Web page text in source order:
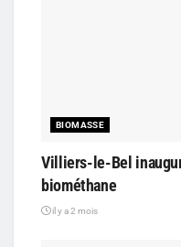
BIOMASSE
Villiers-le-Bel
biométhane
il y a 2 mois